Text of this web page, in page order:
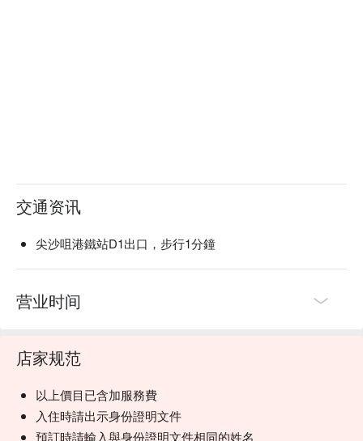
交通资讯
尖沙咀港鐵站D1出口，步行1分鐘
营业时间
店家规范
以上價目已含加服務費
入住時請出示身份證明文件
預訂時請輸入與身份證明文件相同的姓名